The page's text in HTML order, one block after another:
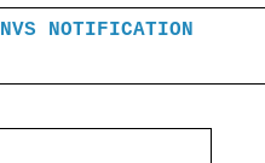
NVS NOTIFICATION